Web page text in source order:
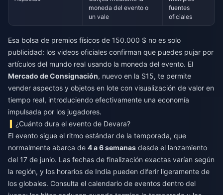
moneda del evento o
un vale
fuentes
oficiales
Esa bolsa de premios físicos de 150.000 $ no es solo
publicidad: los videos oficiales confirman que puedes pujar por
artículos del mundo real usando la moneda del evento. El
Mercado de Consignación, nuevo en la S15, te permite
vender aspectos y objetos en lote con visualización de valor en
tiempo real, introduciendo efectivamente una economía
impulsada por los jugadores.
¿Cuánto dura el evento de Devara?
El evento sigue el ritmo estándar de la temporada, que
normalmente abarca de 4 a 6 semanas desde el lanzamiento
del 17 de junio. Las fechas de finalización exactas varían según
la región, y los horarios de India pueden diferir ligeramente de
los globales. Consulta el calendario de eventos dentro del